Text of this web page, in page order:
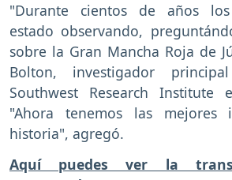
"Durante cientos de años
estado observando,
sobre la Gran Mancha Roja de
Bolton, investigador
Southwest Research Institute
"Ahora tenemos las mejores
historia", agregó.
Aquí puedes ver la